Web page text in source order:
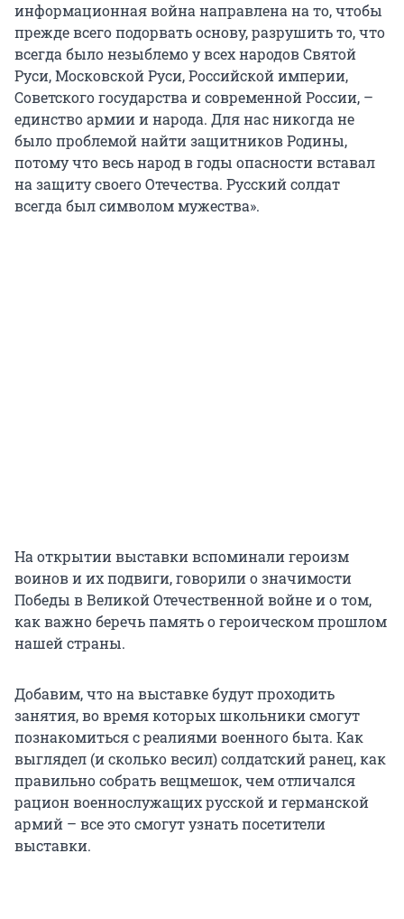
информационная война направлена на то, чтобы
прежде всего подорвать основу, разрушить то, что
всегда было незыблемо у всех народов Святой
Руси, Московской Руси, Российской империи,
Советского государства и современной России, –
единство армии и народа. Для нас никогда не
было проблемой найти защитников Родины,
потому что весь народ в годы опасности вставал
на защиту своего Отечества. Русский солдат
всегда был символом мужества».
На открытии выставки вспоминали героизм
воинов и их подвиги, говорили о значимости
Победы в Великой Отечественной войне и о том,
как важно беречь память о героическом прошлом
нашей страны.
Добавим, что на выставке будут проходить
занятия, во время которых школьники смогут
познакомиться с реалиями военного быта. Как
выглядел (и сколько весил) солдатский ранец, как
правильно собрать вещмешок, чем отличался
рацион военнослужащих русской и германской
армий – все это смогут узнать посетители
выставки.